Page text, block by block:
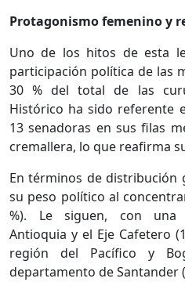
Protagonismo femenino y
Uno de los hitos de esta
participación política de las
30 % del total de las
Histórico ha sido referente
13 senadoras en sus filas
cremallera, lo que reafirma
En términos de distribución
su peso político al
%). Le siguen, con una
Antioquia y el Eje Cafetero
región del Pacífico y
departamento de Santander